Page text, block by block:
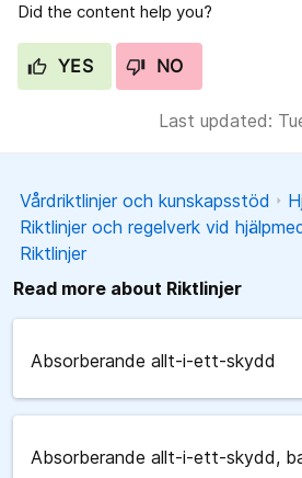
Did the content help you?
YES NO
Last updated:
Vårdriktlinjer och kunskapsstöd
Riktlinjer och regelverk vid
Riktlinjer
Read more about Riktlinjer
Absorberande allt-i-ett-skydd
Absorberande allt-i-ett-skydd,